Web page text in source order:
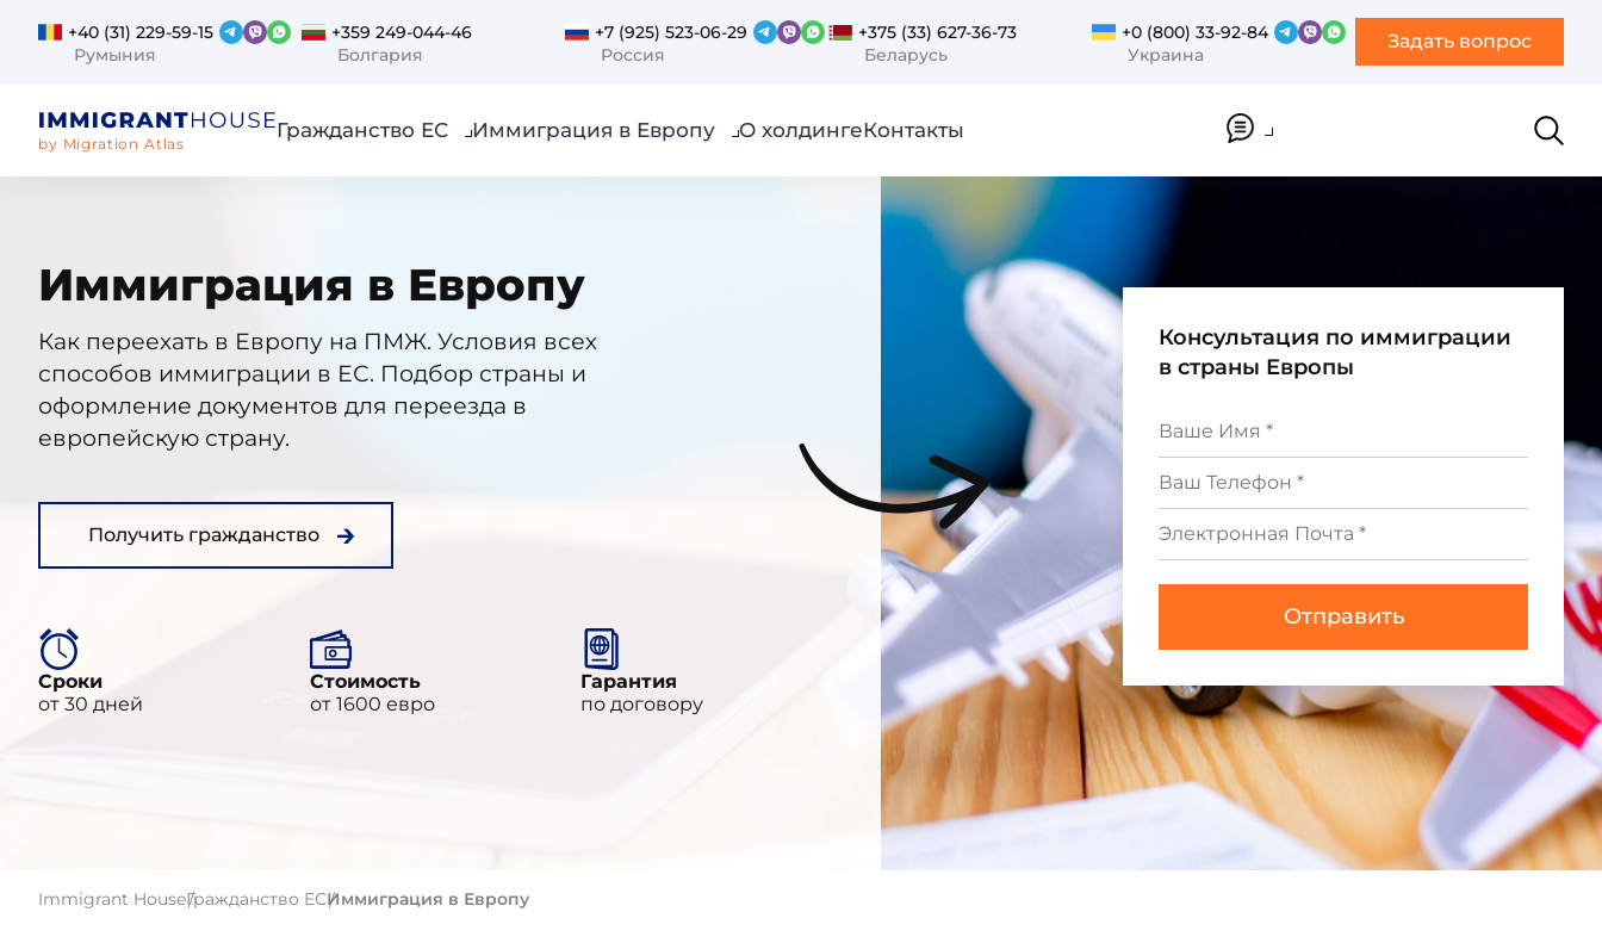
+40 (31) 229-59-15
Румыния
+359 249-044-46
Болгария
+7 (925) 523-06-29
Россия
+375 (33) 627-36-73
Беларусь
+0 (800) 33-92-84
Украина
Задать вопрос
by Migration Atlas
Гражданство ЕС Иммиграция в Европу О холдингеКонтакты
Иммиграция в Европу
Как переехать в Европу на ПМЖ. Условия всех
способов иммиграции в ЕС. Подбор страны и
оформление документов для переезда в
европейскую страну.
Получить гражданство
Сроки
от 30 дней
Стоимость
от 1600 евро
Гарантия
по договору
Консультация по иммиграции
в страны Европы
Immigrant HouseГражданство ЕСИммиграция в Европу